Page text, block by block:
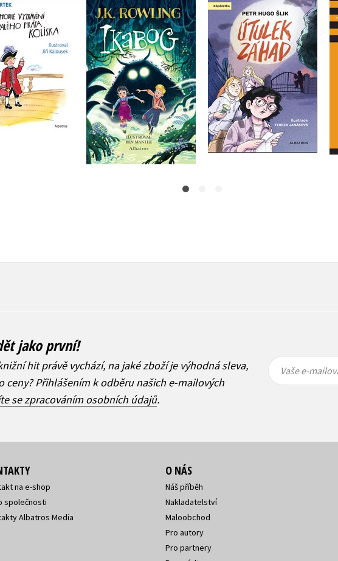
vyprávění
piráta
Kolíska
Václav Čtvrtek
Do košíku
Ikabog s ilustracemi
Bena Mantla
J.K. Rowling
Do košíku
449 Kč
359 Kč
Útulek záhad
Petr Hugo Šlik
Do košíku
349 Kč
279 Kč
jako první!
hit právě vychází, na jaké zboží je výhodná sleva,
ceny? Přihlášením k odběru našich e-mailových
se zpracováním osobních údajů.
mailová
mailová
Vaše e-
na e-shop
společnosti
Albatros Media
O NÁS
Náš příběh
Nakladatelství
Maloobchod
Pro autory
Pro partnery